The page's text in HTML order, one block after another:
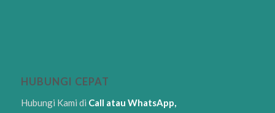
HUBUNGI CEPAT
Hubungi Kami di Call atau WhatsApp,